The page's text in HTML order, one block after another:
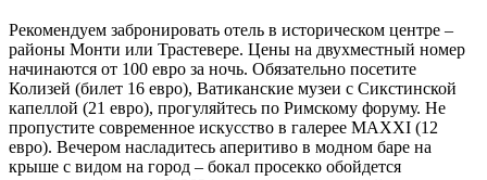
Рекомендуем забронировать отель в историческом центре –
районы Монти или Трастевере. Цены на двухместный номер
начинаются от 100 евро за ночь. Обязательно посетите
Колизей (билет 16 евро), Ватиканские музеи с Сикстинской
капеллой (21 евро), прогуляйтесь по Римскому форуму. Не
пропустите современное искусство в галерее MAXXI (12
евро). Вечером насладитесь аперитиво в модном баре на
крыше с видом на город – бокал просекко обойдется